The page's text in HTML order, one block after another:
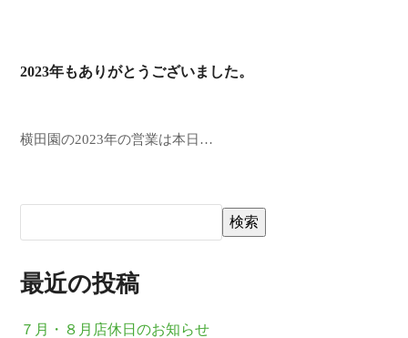
2023年もありがとうございました。
横田園の2023年の営業は本日…
検索
最近の投稿
７月・８月店休日のお知らせ